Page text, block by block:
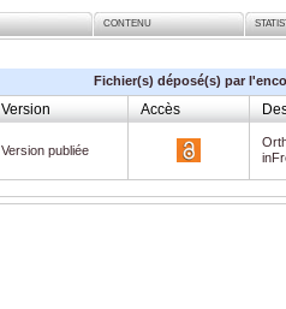
CONTENU
Fichier(s) déposé(s) par
Version Accès
Version publiée